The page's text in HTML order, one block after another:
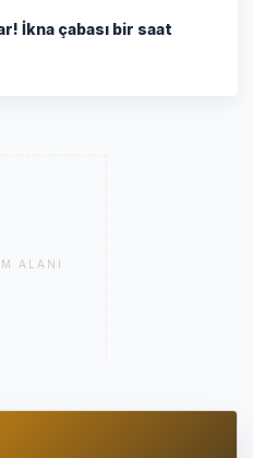
İkna çabası bir saat
ALANI